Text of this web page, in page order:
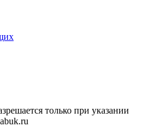
только при указании